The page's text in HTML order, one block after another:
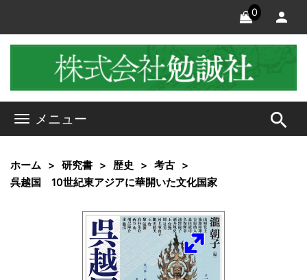
0
メニュー search
ホーム 研究書 歴史
考古
呉越国 10世紀東アジアに華開いた文化国家